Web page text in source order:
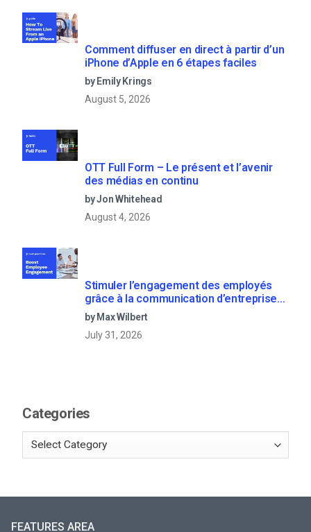
Comment diffuser en direct à partir d’un
iPhone d’Apple en 6 étapes faciles
by Emily Krings
August 5, 2026
OTT Full Form – Le présent et l’avenir
des médias en continu
by Jon Whitehead
August 4, 2026
Stimuler l’engagement des employés
grâce à la communication d’entreprise
en direct
by Max Wilbert
July 31, 2026
Categories
FEATURES AREA